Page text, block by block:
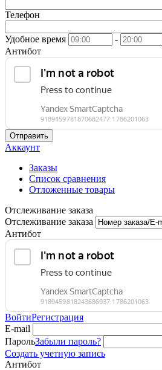
Телефон
Удобное время
-
Антибот
Отправить
Аккаунт
Заказы
Список сравнения
Отложенные товары
Отслеживание заказа
Отслеживание заказа
Антибот
ВойтиРегистрация
E-mail
ПарольЗабыли пароль?
Создать учетную запись
Антибот